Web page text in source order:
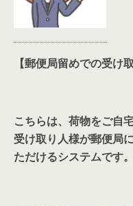
【郵便局留めでの受け取
こちらは、荷物をご自
受け取り人様が郵便局
ただけるシステムです。